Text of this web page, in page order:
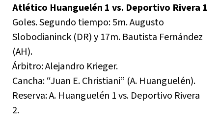
Atlético Huanguelén 1 vs. Deportivo Rivera 1
Goles. Segundo tiempo: 5m. Augusto
Slobodianinck (DR) y 17m. Bautista Fernández
(AH).
Árbitro: Alejandro Krieger.
Cancha: “Juan E. Christiani” (A. Huanguelén).
Reserva: A. Huanguelén 1 vs. Deportivo Rivera
2.